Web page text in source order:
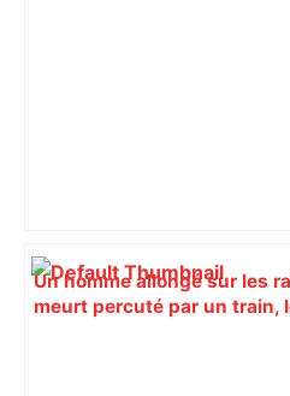
Un homme allongé sur les
meurt percuté par un train,